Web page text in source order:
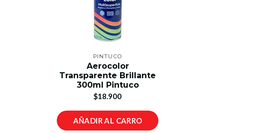
PINTUCO
Aerocolor
Transparente Brillante
300ml Pintuco
$18.900
AÑADIR AL CARRO